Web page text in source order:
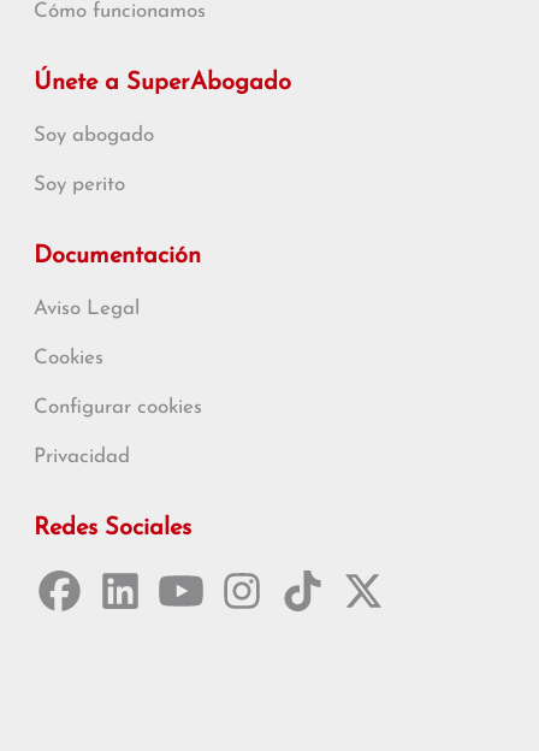
Cómo funcionamos
Únete a SuperAbogado
Soy abogado
Soy perito
Documentación
Aviso Legal
Cookies
Configurar cookies
Privacidad
Redes Sociales